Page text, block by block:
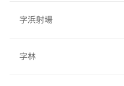
字浜射場
字林